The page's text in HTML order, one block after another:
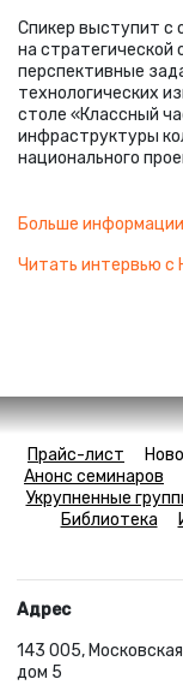
Спикер выступит с
на стратегической
перспективные
технологических
столе «Классный
инфраструктуры
национального
Больше
Читать интервью с
Прайс-лист
Анонс семинаров
Укрупненные
Библиотека
Адрес
143 005,
дом 5